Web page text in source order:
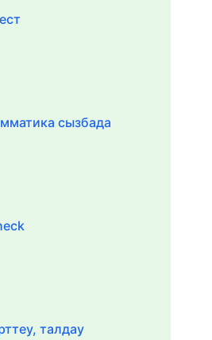
сызбада
талдау